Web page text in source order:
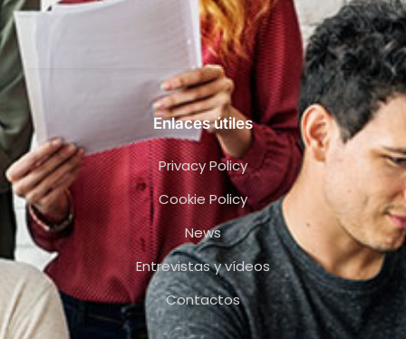
Enlaces útiles
Privacy Policy
Cookie Policy
News
Entrevistas y vídeos
Contactos